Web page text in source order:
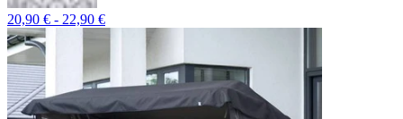
20,90 € - 22,90 €